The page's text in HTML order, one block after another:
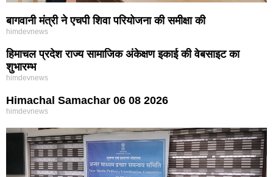
बागवानी मंत्री ने एचपी शिवा परियोजना की समीक्षा की
himdevnews
हिमाचल प्रदेश राज्य सामाजिक अंकेक्षण इकाई की वेबसाइट का
शुभारम्भ
himdevnews
Himachal Samachar 06 08 2026
himdevnews